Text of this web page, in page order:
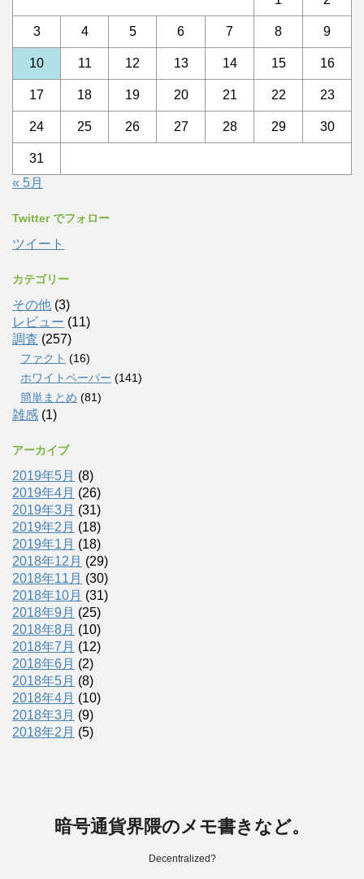
3 4 5 6 7 8 9
10 11 12 13 14 15 16
17 18 19 20 21 22 23
24 25 26 27 28 29 30
31
« 5月
Twitter でフォロー
ツイート
カテゴリー
その他 (3)
レビュー (11)
調査 (257)
ファクト (16)
ホワイトペーパー (141)
簡単まとめ (81)
雑感 (1)
アーカイブ
2019年5月 (8)
2019年4月 (26)
2019年3月 (31)
2019年2月 (18)
2019年1月 (18)
2018年12月 (29)
2018年11月 (30)
2018年10月 (31)
2018年9月 (25)
2018年8月 (10)
2018年7月 (12)
2018年6月 (2)
2018年5月 (8)
2018年4月 (10)
2018年3月 (9)
2018年2月 (5)
暗号通貨界隈のメモ書きなど。
Decentralized?